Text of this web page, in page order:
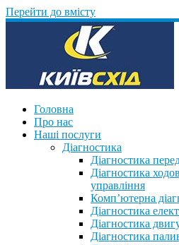
Перейти до вмісту
Головна
Про нас
Наші послуги
Діагностика
Діагностика
Діагностика
управління
Комп’ютерна
Діагностика
Діагностика
Діагностика